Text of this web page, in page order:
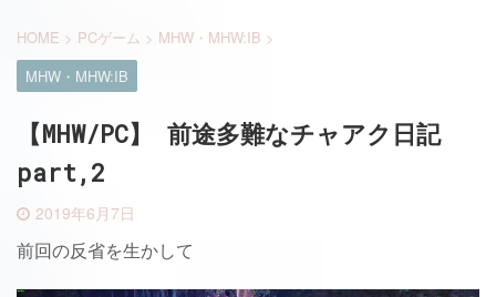
HOME > PCゲーム > MHW・MHW:IB >
MHW・MHW:IB
【MHW/PC】 前途多難なチャアク日記
part,2
2019年6月7日
前回の反省を生かして